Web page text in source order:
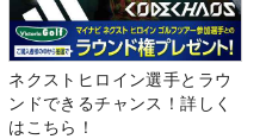
ネクストヒロイン選手とラウ
ンドできるチャンス！詳しく
はこちら！